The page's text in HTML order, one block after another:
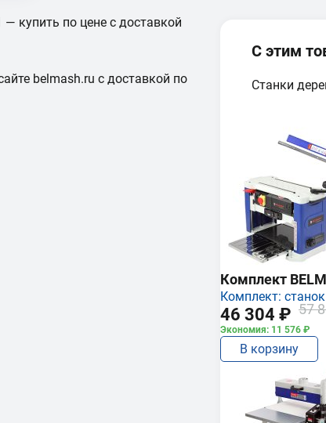
купить по цене с доставкой
belmash.ru с доставкой по
С этим
Станки
Комплект
Комплект:
46 304 ₽ 57
Экономия: 11 576 ₽
В корзину